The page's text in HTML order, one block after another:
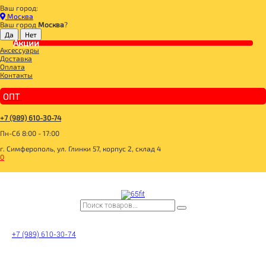
Ваш город:
Москва
Ваш город Москва?
Акции
Аксессуары
Доставка
Оплата
Контакты
ОПТ
+7 (989) 610-30-74
Пн-Сб 8:00 - 17:00
г. Симферополь, ул. Глинки 57, корпус 2, склад 4
0
+7 (989) 610-30-74
Главная
BOMBBAR, CHIKALAB, SNAQ FABRIQ
BOMBBAR Чипсы протеиновые цельнозерновые
BOMBBAR Чипсы цельнозерновые протеиновые "Молочный шоколад" 50г